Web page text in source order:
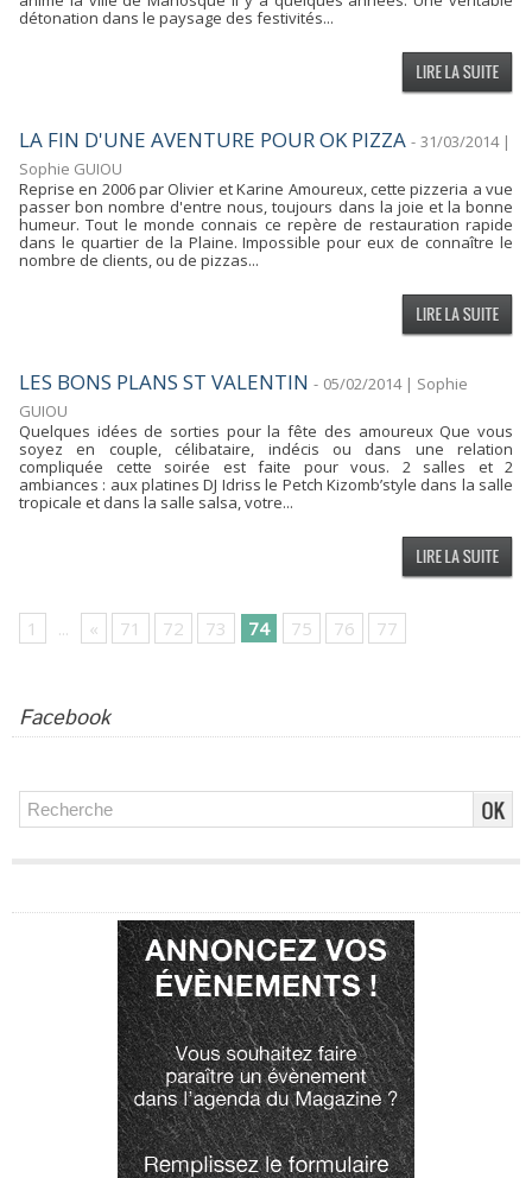
détonation dans le paysage des festivités...
LA FIN D'UNE AVENTURE POUR OK PIZZA - 31/03/2014 |
Sophie GUIOU
Reprise en 2006 par Olivier et Karine Amoureux, cette pizzeria a vue
passer bon nombre d'entre nous, toujours dans la joie et la bonne
humeur. Tout le monde connais ce repère de restauration rapide
dans le quartier de la Plaine. Impossible pour eux de connaître le
nombre de clients, ou de pizzas...
LES BONS PLANS ST VALENTIN - 05/02/2014 | Sophie
GUIOU
Quelques idées de sorties pour la fête des amoureux Que vous
soyez en couple, célibataire, indécis ou dans une relation
compliquée cette soirée est faite pour vous. 2 salles et 2
ambiances : aux platines DJ Idriss le Petch Kizomb’style dans la salle
tropicale et dans la salle salsa, votre...
1 ... « 71 72 73 74 75 76 77
Facebook